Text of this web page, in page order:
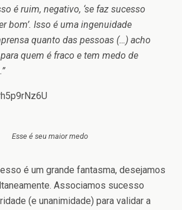
é ruim, negativo, ‘se faz sucesso
bom’. Isso é uma ingenuidade
quanto das pessoas (…) acho
quem é fraco e tem medo de
Esse é seu maior medo
é um grande fantasma, desejamos
Associamos sucesso
(e unanimidade) para validar a